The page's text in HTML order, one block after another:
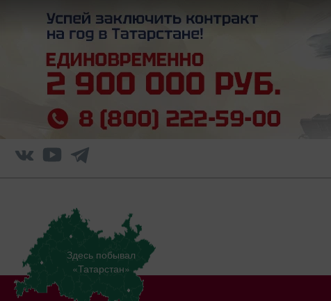
Здесь побывал
«Татарстан»